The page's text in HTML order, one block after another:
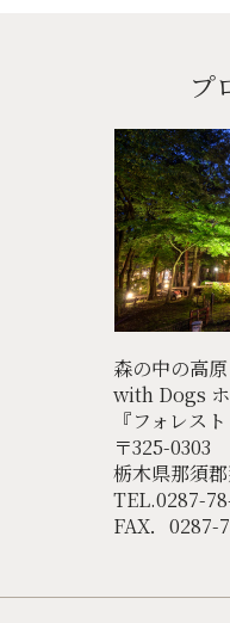
プ
森の中の高
with Dogs
『フォレス
〒325-0303
栃木県那須
TEL.0287-
FAX．0287-